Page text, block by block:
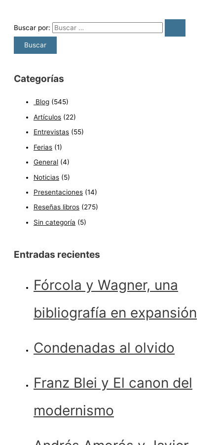
Buscar por:
Categorías
Blog (545)
Artículos (22)
Entrevistas (55)
Ferias (1)
General (4)
Noticias (5)
Presentaciones (14)
Reseñas libros (275)
Sin categoría (5)
Entradas recientes
Fórcola y Wagner, una
bibliografía en expansión
Condenadas al olvido
Franz Blei y El canon del
modernismo